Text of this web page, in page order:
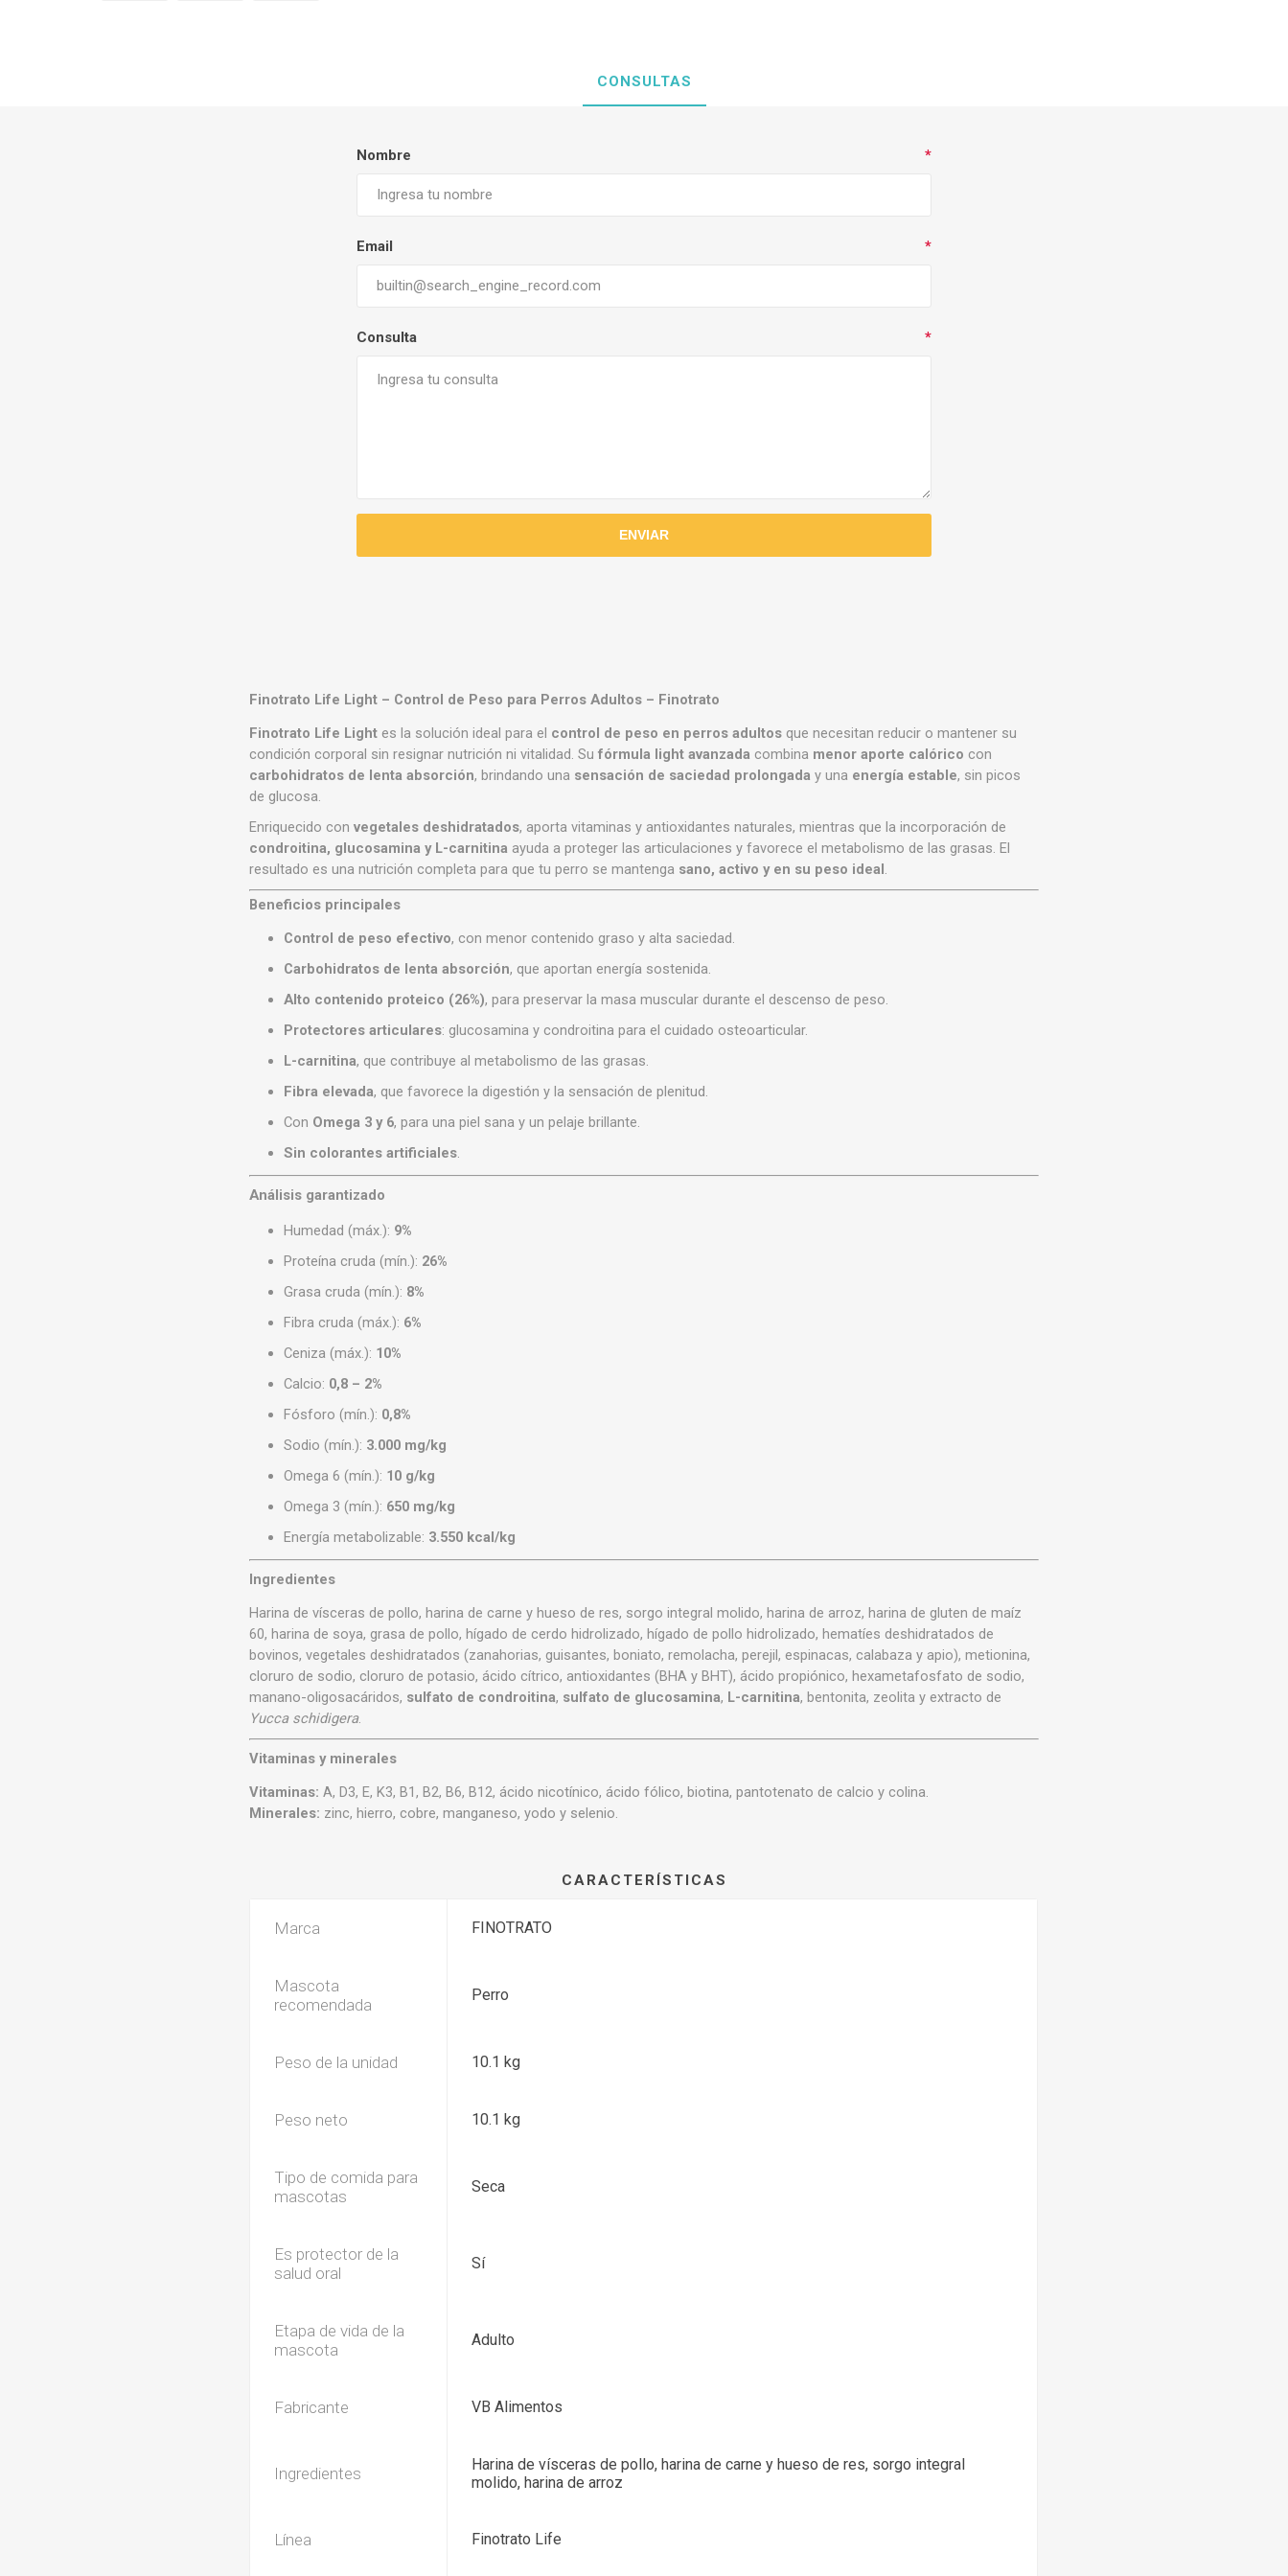
CONSULTAS
Nombre *
Email *
Consulta *
Finotrato Life Light – Control de Peso para Perros Adultos – Finotrato
Finotrato Life Light es la solución ideal para el control de peso en perros adultos que necesitan reducir o mantener su
condición corporal sin resignar nutrición ni vitalidad. Sufórmula light avanzada combina menor aporte calórico con
carbohidratos de lenta absorción, brindando una sensación de saciedad prolongada y una energía estable, sin picos
de glucosa.
Enriquecido convegetales deshidratados, aporta vitaminas y antioxidantes naturales, mientras que la incorporación de
condroitina, glucosamina y L-carnitina ayuda a proteger las articulaciones y favorece el metabolismo de las grasas. El
resultado es una nutrición completa para que tu perro se mantenga sano, activo y en su peso ideal.
Beneficios principales
Control de peso efectivo, con menor contenido graso y alta saciedad.
Carbohidratos de lenta absorción, que aportan energía sostenida.
Alto contenido proteico (26%), para preservar la masa muscular durante el descenso de peso.
Protectores articulares: glucosamina y condroitina para el cuidado osteoarticular.
L-carnitina, que contribuye al metabolismo de las grasas.
Fibra elevada, que favorece la digestión y la sensación de plenitud.
Con Omega 3 y 6, para una piel sana y un pelaje brillante.
Sin colorantes artificiales.
Análisis garantizado
Humedad (máx.): 9%
Proteína cruda (mín.): 26%
Grasa cruda (mín.): 8%
Fibra cruda (máx.): 6%
Ceniza (máx.): 10%
Calcio: 0,8 – 2%
Fósforo (mín.): 0,8%
Sodio (mín.): 3.000 mg/kg
Omega 6 (mín.): 10 g/kg
Omega 3 (mín.): 650 mg/kg
Energía metabolizable: 3.550 kcal/kg
Ingredientes
Harina de vísceras de pollo, harina de carne y hueso de res, sorgo integral molido, harina de arroz, harina de gluten de maíz
60, harina de soya, grasa de pollo, hígado de cerdo hidrolizado, hígado de pollo hidrolizado, hematíes deshidratados de
bovinos, vegetales deshidratados (zanahorias, guisantes, boniato, remolacha, perejil, espinacas, calabaza y apio), metionina,
cloruro de sodio, cloruro de potasio, ácido cítrico, antioxidantes (BHA y BHT), ácido propiónico, hexametafosfato de sodio,
manano-oligosacáridos, sulfato de condroitina, sulfato de glucosamina, L-carnitina, bentonita, zeolita y extracto de
Yucca schidigera.
Vitaminas y minerales
Vitaminas: A, D3, E, K3, B1, B2, B6, B12, ácido nicotínico, ácido fólico, biotina, pantotenato de calcio y colina.
Minerales: zinc, hierro, cobre, manganeso, yodo y selenio.
CARACTERÍSTICAS
Marca FINOTRATO
Mascota
recomendada
Perro
Peso de la unidad 10.1 kg
Peso neto 10.1 kg
Tipo de comida para
mascotas
Seca
Es protector de la
salud oral
Sí
Etapa de vida de la
mascota
Adulto
Fabricante VB Alimentos
Ingredientes
Harina de vísceras de pollo, harina de carne y hueso de res, sorgo integral
molido, harina de arroz
Línea Finotrato Life